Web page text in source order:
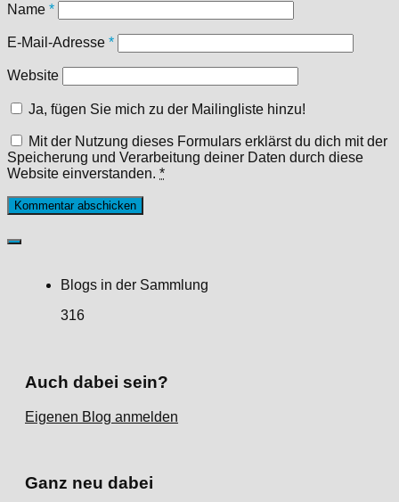
Name *
E-Mail-Adresse *
Website
Ja, fügen Sie mich zu der Mailingliste hinzu!
Mit der Nutzung dieses Formulars erklärst du dich mit der
Speicherung und Verarbeitung deiner Daten durch diese
Website einverstanden. *
Blogs in der Sammlung
316
Auch dabei sein?
Eigenen Blog anmelden
Ganz neu dabei